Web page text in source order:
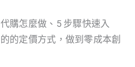
購怎麼做、5 步驟快速入
的定價方式，做到零成本創